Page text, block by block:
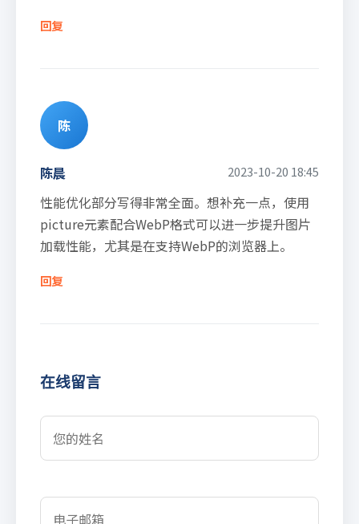
回复
陈
陈晨 2023-10-20 18:45
性能优化部分写得非常全面。想补充一点，使用
picture元素配合WebP格式可以进一步提升图片
加载性能，尤其是在支持WebP的浏览器上。
回复
在线留言